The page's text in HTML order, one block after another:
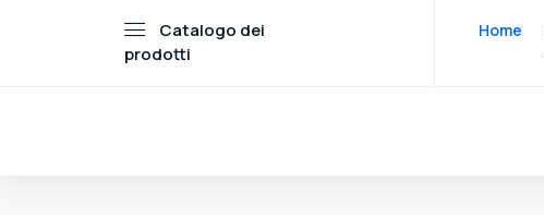
Catalogo dei
prodotti
Home